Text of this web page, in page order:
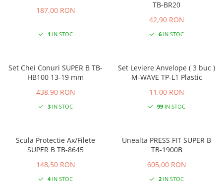
187,00 RON
1 IN STOC
TB-BR20
42,90 RON
6IN STOC
Set Chei Conuri SUPER B TB-
HB100 13-19 mm
438,90 RON
3IN STOC
Set Leviere Anvelope ( 3 buc )
M-WAVE TP-L1 Plastic
11,00 RON
99IN STOC
Scula Protectie Ax/Filete
SUPER B TB-8645
148,50 RON
4IN STOC
Unealta PRESS FIT SUPER B
TB-1900B
605,00 RON
2IN STOC